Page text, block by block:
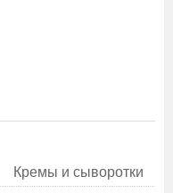
Кремы и сыворотки